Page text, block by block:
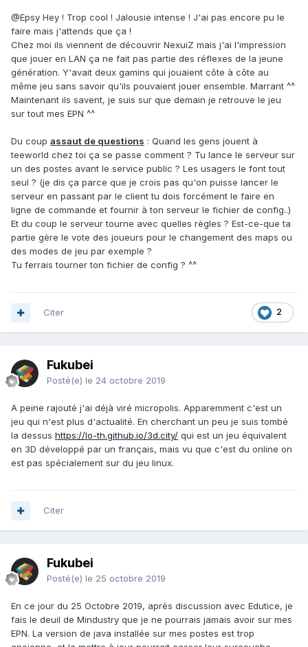
@Epsy Hey ! Trop cool ! Jalousie intense ! J'ai pas encore pu le
faire mais j'attends que ça !
Chez moi ils viennent de découvrir NexuiZ mais j'ai l'impression
que jouer en LAN ça ne fait pas partie des réflexes de la jeune
génération. Y'avait deux gamins qui jouaient côte à côte au
même jeu sans savoir qu'ils pouvaient jouer ensemble. Marrant ^^
Maintenant ils savent, je suis sur que demain je retrouve le jeu
sur tout mes EPN ^^
Du coup assaut de questions : Quand les gens jouent à
teeworld chez toi ça se passe comment ? Tu lance le serveur sur
un des postes avant le service public ? Les usagers le font tout
seul ? (je dis ça parce que je crois pas qu'on puisse lancer le
serveur en passant par le client tu dois forcément le faire en
ligne de commande et fournir à ton serveur le fichier de config..)
Et du coup le serveur tourne avec quelles règles ? Est-ce-que ta
partie gère le vote des joueurs pour le changement des maps ou
des modes de jeu par exemple ?
Tu ferrais tourner ton fichier de config ? ^^
2
Citer
Fukubei
Posté(e) le 24 octobre 2019
A peine rajouté j'ai déjà viré micropolis. Apparemment c'est un
jeu qui n'est plus d'actualité. En cherchant un peu je suis tombé
la dessus https://lo-th.github.io/3d.city/ qui est un jeu équivalent
en 3D développé par un français, mais vu que c'est du online on
est pas spécialement sur du jeu linux.
Citer
Fukubei
Posté(e) le 25 octobre 2019
En ce jour du 25 Octobre 2019, après discussion avec Edutice, je
fais le deuil de Mindustry que je ne pourrais jamais avoir sur mes
EPN. La version de java installée sur mes postes est trop